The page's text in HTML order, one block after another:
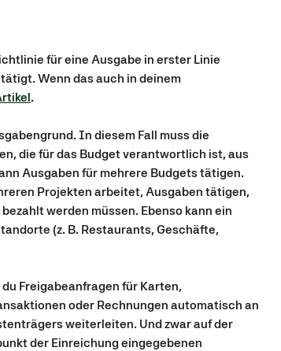
für eine Ausgabe in erster Linie
Wenn das auch in deinem
.
In diesem Fall muss die
die für das Budget verantwortlich ist, aus
Ausgaben für mehrere Budgets tätigen.
Projekten arbeitet, Ausgaben tätigen,
werden müssen. Ebenso kann ein
(z. B. Restaurants, Geschäfte,
Freigabeanfragen für Karten,
oder Rechnungen automatisch an
weiterleiten. Und zwar auf der
der Einreichung eingegebenen